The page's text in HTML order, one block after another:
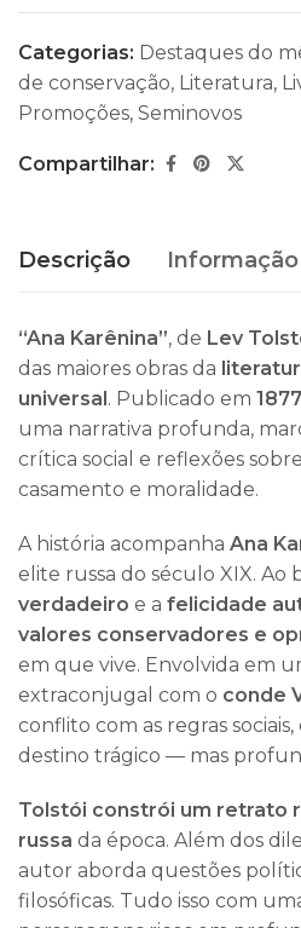
Categorias: Destaques do
de conservação, Literatura,
Promoções, Seminovos
Compartilhar:
Descrição Informação
“Ana Karênina”, de Lev
das maiores obras da
universal . Publicado em 1877
uma narrativa profunda,
crítica social e reflexões
casamento e moralidade.
A história acompanha Ana
elite russa do século XIX. Ao
verdadeiro e a felicidade
valores conservadores e
em que vive. Envolvida em
extraconjugal com o conde
conflito com as regras
destino trágico — mas
Tolstói constrói um retrato
russa da época. Além dos
autor aborda questões
filosóficas. Tudo isso com